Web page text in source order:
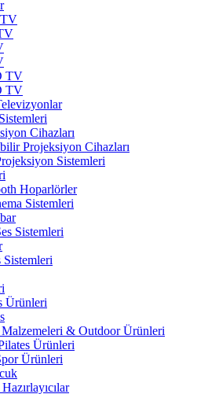
TV
TV
TV
Cihazları
Projeksiyon Cihazları
Sistemleri
Hoparlörler
Sistemleri
Sistemleri
Ürünleri
& Outdoor Ürünleri
Ürünleri
Ürünleri